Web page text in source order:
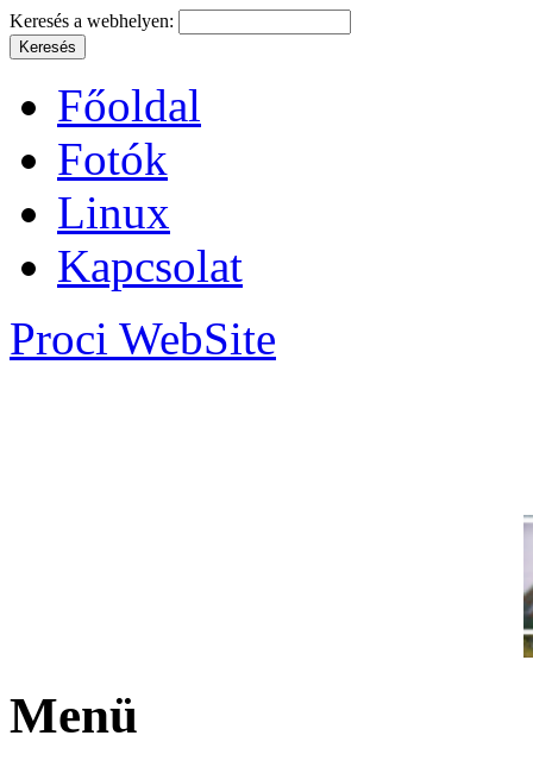
Keresés a webhelyen:
Főoldal
Fotók
Linux
Kapcsolat
Proci WebSite
Menü